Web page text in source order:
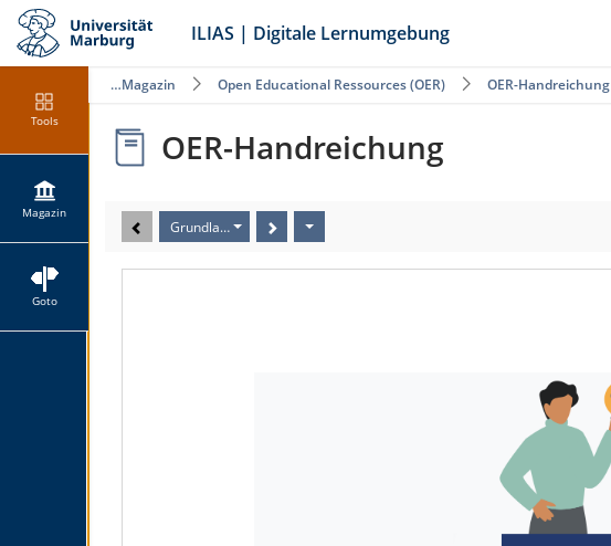
ILIAS | Digitale Lernumgebung
Tools
Magazin
Goto
Magazin Open Educational Ressources (OER) OER-Handreichung
OER-Handreichung
Grundlagen